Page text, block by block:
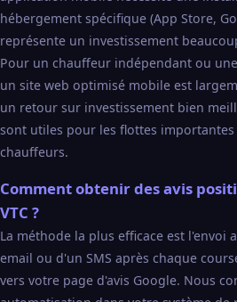
hébergement spécifique (App Store,
représente un investissement
Pour un chauffeur indépendant ou
un site web optimisé mobile est
un retour sur investissement bien
sont utiles pour les flottes importantes
chauffeurs.
Comment obtenir des avis
VTC ?
La méthode la plus efficace est l'envoi
email ou d'un SMS après chaque
vers votre page d'avis Google. Nous